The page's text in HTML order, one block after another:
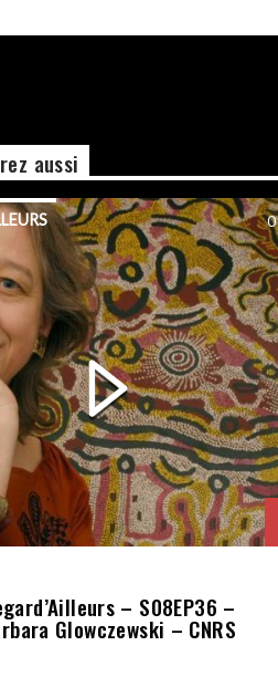
aussi
0
– S08EP36 –
Glowczewski – CNRS